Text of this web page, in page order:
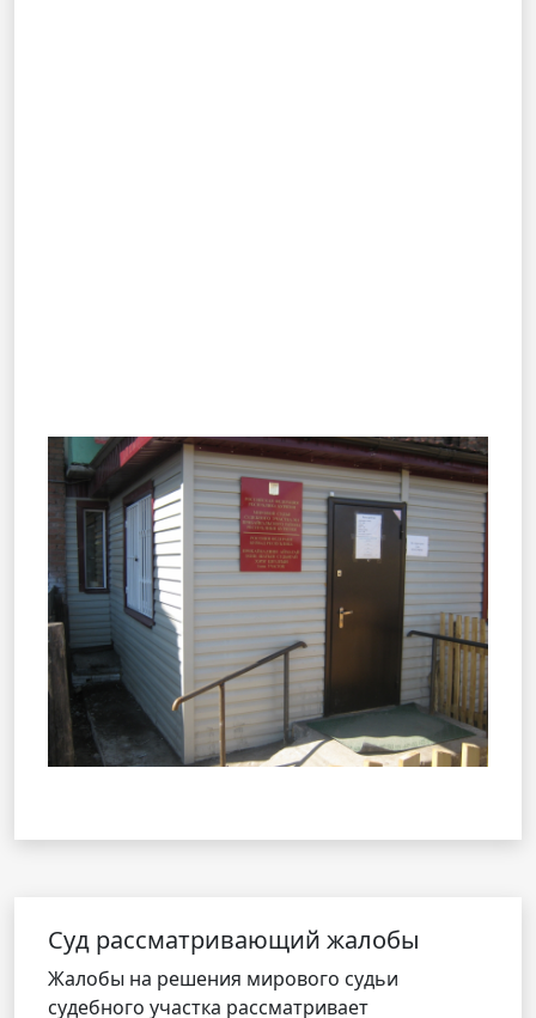
Cуд рассматривающий жалобы
Жалобы на решения мирового судьи
судебного участка рассматривает